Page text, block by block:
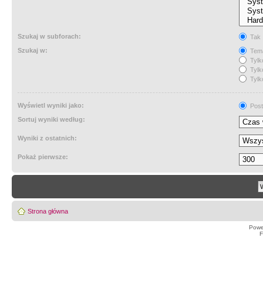
Szukaj w subforach:
Tak
Szukaj w:
Wyświetl wyniki jako:
Sortuj wyniki według:
Wyniki z ostatnich:
Pokaż pierwsze:
Strona główna